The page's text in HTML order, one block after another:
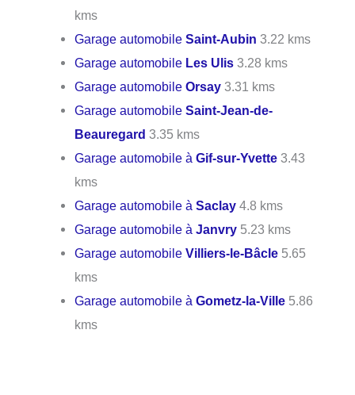
kms
Garage automobileSaint-Aubin 3.22 kms
Garage automobile Les Ulis 3.28 kms
Garage automobileOrsay 3.31 kms
Garage automobileSaint-Jean-de-
Beauregard 3.35 kms
Garage automobile àGif-sur-Yvette 3.43
kms
Garage automobile àSaclay 4.8 kms
Garage automobile àJanvry 5.23 kms
Garage automobileVilliers-le-Bâcle 5.65
kms
Garage automobile àGometz-la-Ville 5.86
kms